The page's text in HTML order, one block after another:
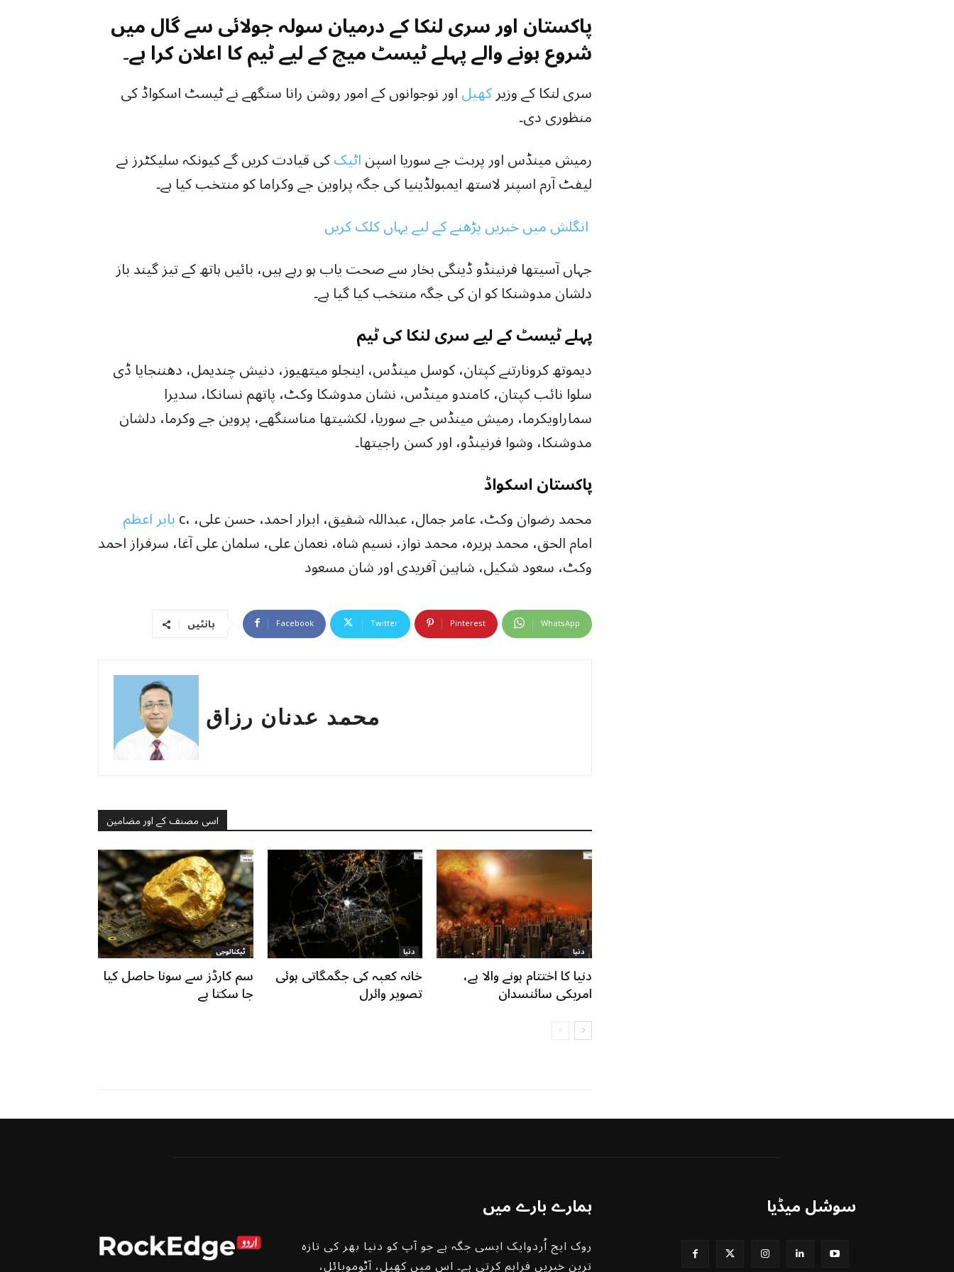
پاکستان اور سری لنکا کے درمیان سولہ جولائی سے گال میں
شروع ہونے والے پہلے ٹیسٹ میچ کے لیے ٹیم کا اعلان کرا ہے۔
سری لنکا کے وزیرکھیلاور نوجوانوں کے امور روشن رانا سنگھے نے ٹیسٹ اسکواڈ کی
منظوری دی۔
رمیش مینڈس اور پربت جے سوریا اسپناٹیککی قیادت کریں گے کیونکہ سلیکٹرز نے
لیفٹ آرم اسپنر لاستھ ایمبولڈینیا کی جگہ پراوین جے وکراما کو منتخب کیا ہے۔
جہاں آسیتھا فرنینڈو ڈینگی بخار سے صحت یاب ہو رہے ہیں، بائیں ہاتھ کے تیز گیند باز
دلشان مدوشنکا کو ان کی جگہ منتخب کیا گیا ہے۔
پہلے ٹیسٹ کے لیے سری لنکا کی ٹیم
دیموتھ کرونارتنے کپتان، کوسل مینڈس، اینجلو میتھیوز، دنیش چندیمل، دھننجایا ڈی
سلوا نائب کپتان، کامندو مینڈس، نشان مدوشکا وکٹ، پاتھم نسانکا، سدیرا
سماراویکرما، رمیش مینڈس جے سوریا، لکشیتھا مناسنگھے، پروین جے وکرما، دلشان
مدوشنکا، وشوا فرنینڈو، اور کسن راجیتھا۔
پاکستان اسکواڈ
بابر اعظمc، محمد رضوان وکٹ، عامر جمال، عبداللہ شفیق، ابرار احمد، حسن علی،
امام الحق، محمد ہریرہ، محمد نواز، نسیم شاہ، نعمان علی، سلمان علی آغا، سرفراز احمد
وکٹ، سعود شکیل، شاہین آفریدی اور شان مسعود
بانٹیں Facebook Twitter Pinterest WhatsApp
محمد عدنان رزاق
اسی مصنف کے اور مضامین
ٹیکنالوجی
سم کارڈز سے سونا حاصل کیا
جا سکتا ہے
دنیا
خانہ کعبہ کی جگمگاتی ہوئی
تصویر وائرل
دنیا
دنیا کا اختتام ہونے والا ہے،
امریکی سائنسدان
ہمارے بارے میں
روک ایج اُردوایک ایسی جگہ ہے جو آپ کو دنیا بھر کی تازہ
ترین خبریں فراہم کرتی ہے۔ اس میں کھیل، آٹوموبائل،
سوشل میڈیا